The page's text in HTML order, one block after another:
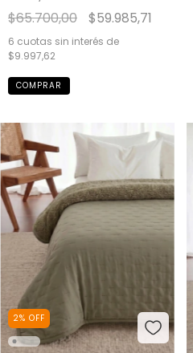
$65.700,00 $59.985,71
6 cuotas sin interés de
$9.997,62
COMPRAR
2% OFF